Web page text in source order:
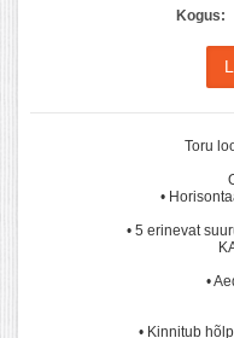
Kogus:
Toru
•
• 5 erinevat
•
• Kinnitub